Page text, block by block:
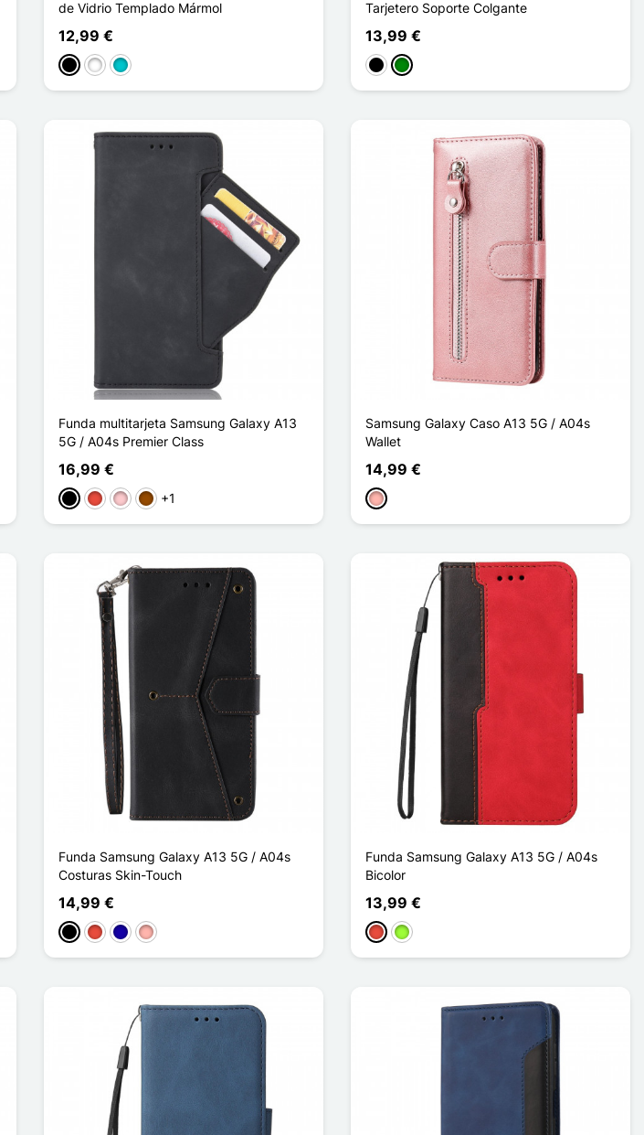
de Vidrio Templado Mármol
12,99 €
NegroBlancoTurquesa
Tarjetero Soporte Colgante
13,99 €
NegroVerde
Funda multitarjeta Samsung Galaxy A13
5G / A04s Premier Class
16,99 €
NegroRojoRosaMarrón
+1
Samsung Galaxy Caso A13 5G / A04s
Wallet
14,99 €
Oro rosa
Funda Samsung Galaxy A13 5G / A04s
Costuras Skin-Touch
14,99 €
NegroRojoAzul oscuro
Oro rosa
Funda Samsung Galaxy A13 5G / A04s
Bicolor
13,99 €
RojoVerde manzana